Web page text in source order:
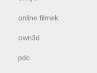
online filmek
own3d
pdc